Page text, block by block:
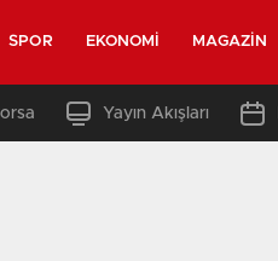
SPOR EKONOMI MAGAZIN
Yayın Akışları